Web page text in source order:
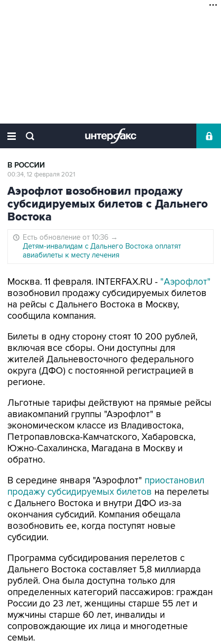
В РОССИИ
00:34, 12 февраля 2021
Аэрофлот возобновил продажу
субсидируемых билетов с Дальнего
Востока
Есть обновление от 10:36 →
Детям-инвалидам с Дальнего Востока оплатят
авиабилеты к месту лечения
Москва. 11 февраля. INTERFAX.RU - "Аэрофлот"
возобновил продажу субсидируемых билетов
на рейсы с Дальнего Востока в Москву,
сообщила компания.
Билеты в одну сторону стоят 10 200 рублей,
включая все сборы. Они доступны для
жителей Дальневосточного федерального
округа (ДФО) с постоянной регистрацией в
регионе.
Льготные тарифы действуют на прямые рейсы
авиакомпаний группы "Аэрофлот" в
экономическом классе из Владивостока,
Петропавловска-Камчатского, Хабаровска,
Южно-Сахалинска, Магадана в Москву и
обратно.
В середине января "Аэрофлот" приостановил
продажу субсидируемых билетов на перелеты
с Дальнего Востока и внутри ДФО из-за
окончания субсидий. Компания обещала
возобновить ее, когда поступят новые
субсидии.
Программа субсидирования перелетов с
Дальнего Востока составляет 5,8 миллиарда
рублей. Она была доступна только для
определенных категорий пассажиров: граждан
России до 23 лет, женщины старше 55 лет и
мужчины старше 60 лет, инвалиды и
сопровождающие их лица и многодетные
семьи.